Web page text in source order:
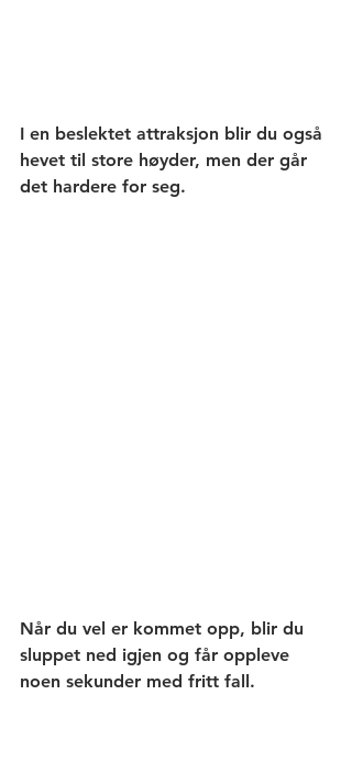
I en beslektet attraksjon blir du også
hevet til store høyder, men der går
det hardere for seg.
Når du vel er kommet opp, blir du
sluppet ned igjen og får oppleve
noen sekunder med fritt fall.